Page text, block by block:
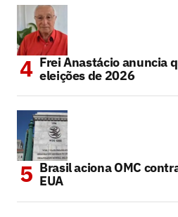
Frei Anastácio anuncia
eleições de 2026
Brasil aciona OMC
EUA